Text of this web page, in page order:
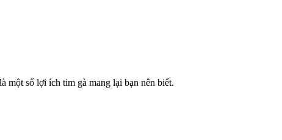
một số lợi ích tim gà mang lại bạn nên biết.